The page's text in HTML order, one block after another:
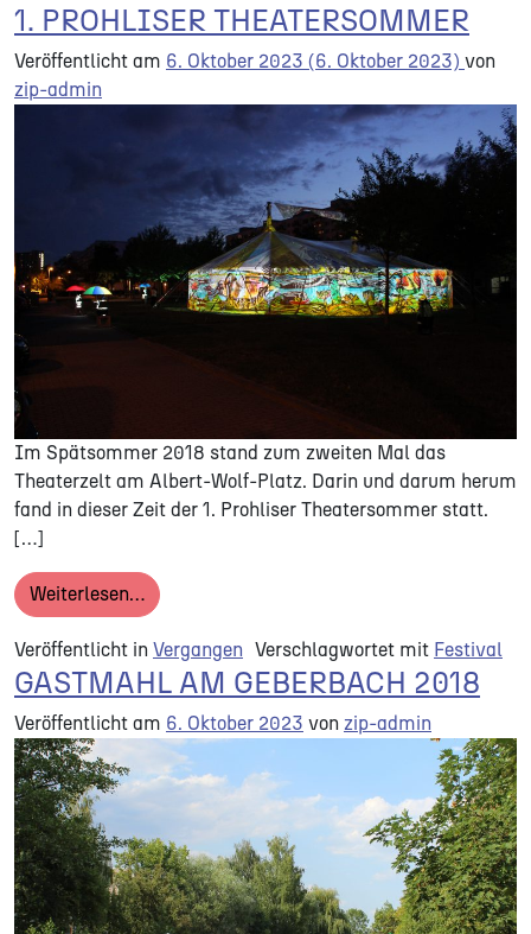
1. PROHLISER THEATERSOMMER
Veröffentlicht am 6. Oktober 2023 (6. Oktober 2023) von
zip-admin
Im Spätsommer 2018 stand zum zweiten Mal das
Theaterzelt am Albert-Wolf-Platz. Darin und darum herum
fand in dieser Zeit der 1. Prohliser Theatersommer statt.
[…]
Weiterlesen…from 1. PROHLISER THEATERSOMMER
Veröffentlicht in Vergangen Verschlagwortet mit Festival
GASTMAHL AM GEBERBACH 2018
Veröffentlicht am 6. Oktober 2023 von zip-admin